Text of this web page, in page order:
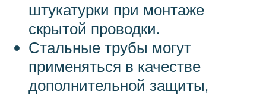
штукатурки при монтаже
скрытой проводки.
Стальные трубы могут
применяться в качестве
дополнительной защиты,